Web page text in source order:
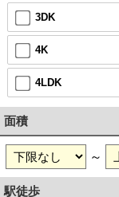
3DK
4K
4LDK
面積
～
駅徒歩